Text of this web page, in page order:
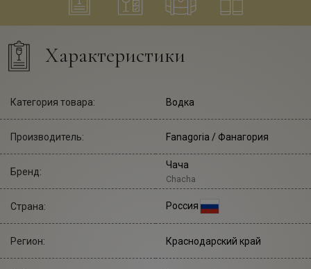
Характеристики
Категория товара: Водка
Производитель: Fanagoria / Фанагория
Бренд:
Чача
Chacha
Страна: Россия
Регион: Краснодарский край